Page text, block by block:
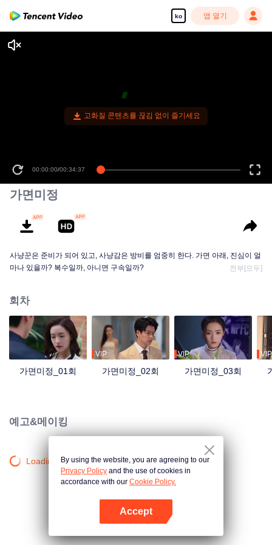
ko 앱 열기
고화질 콘텐츠를 끊김 없이 즐기세요
00:00:00/00:34:37
가면미정
사냥꾼은 준비가 되어 있고, 사냥감은 방비를 엄중히 한다. 가면 아래, 진심이 얼
마나 있을까? 복수일까, 아니면 구속일까?
전부[모두]
회차
가면미정_01회
VIP
가면미정_02회
VIP
가면미정_03회
VIP
예고&메이킹
Loading…By using the website, you are agreeing to our
Privacy Policy and the use of cookies in
accordance with our Cookie Policy.
Accept